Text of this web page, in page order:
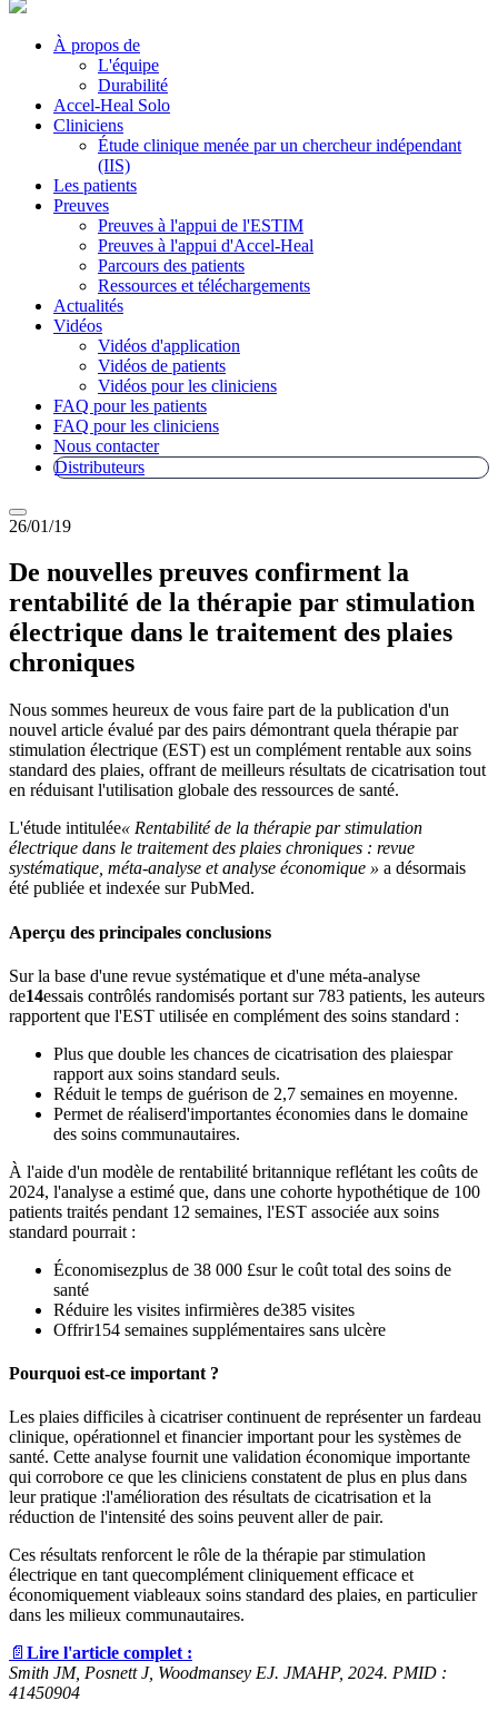
À propos de
L'équipe
Durabilité
Accel-Heal Solo
Cliniciens
Étude clinique menée par un chercheur indépendant
(IIS)
Les patients
Preuves
Preuves à l'appui de l'ESTIM
Preuves à l'appui d'Accel-Heal
Parcours des patients
Ressources et téléchargements
Actualités
Vidéos
Vidéos d'application
Vidéos de patients
Vidéos pour les cliniciens
FAQ pour les patients
FAQ pour les cliniciens
Nous contacter
Distributeurs
26/01/19
De nouvelles preuves confirment la
rentabilité de la thérapie par stimulation
électrique dans le traitement des plaies
chroniques
Nous sommes heureux de vous faire part de la publication d'un
nouvel article évalué par des pairs démontrant quela thérapie par
stimulation électrique (EST) est un complément rentable aux soins
standard des plaies, offrant de meilleurs résultats de cicatrisation tout
en réduisant l'utilisation globale des ressources de santé.
L'étude intitulée« Rentabilité de la thérapie par stimulation
électrique dans le traitement des plaies chroniques : revue
systématique, méta-analyse et analyse économique » a désormais
été publiée et indexée sur PubMed.
Aperçu des principales conclusions
Sur la base d'une revue systématique et d'une méta-analyse
de14essais contrôlés randomisés portant sur 783 patients, les auteurs
rapportent que l'EST utilisée en complément des soins standard :
Plus que double les chances de cicatrisation des plaiespar
rapport aux soins standard seuls.
Réduit le temps de guérison de 2,7 semaines en moyenne.
Permet de réaliserd'importantes économies dans le domaine
des soins communautaires.
À l'aide d'un modèle de rentabilité britannique reflétant les coûts de
2024, l'analyse a estimé que, dans une cohorte hypothétique de 100
patients traités pendant 12 semaines, l'EST associée aux soins
standard pourrait :
Économisezplus de 38 000 £sur le coût total des soins de
santé
Réduire les visites infirmières de385 visites
Offrir154 semaines supplémentaires sans ulcère
Pourquoi est-ce important ?
Les plaies difficiles à cicatriser continuent de représenter un fardeau
clinique, opérationnel et financier important pour les systèmes de
santé. Cette analyse fournit une validation économique importante
qui corrobore ce que les cliniciens constatent de plus en plus dans
leur pratique :l'amélioration des résultats de cicatrisation et la
réduction de l'intensité des soins peuvent aller de pair.
Ces résultats renforcent le rôle de la thérapie par stimulation
électrique en tant quecomplément cliniquement efficace et
économiquement viableaux soins standard des plaies, en particulier
dans les milieux communautaires.
📄 Lire l'article complet :
Smith JM, Posnett J, Woodmansey EJ. JMAHP, 2024. PMID :
41450904